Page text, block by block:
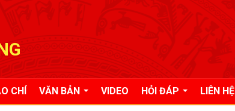
CHÍ VĂN BẢN VIDEO HỎI ĐÁP LIÊN HỆ